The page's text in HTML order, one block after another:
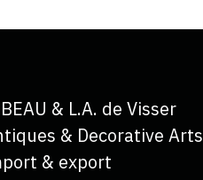
& L.A. de Visser
& Decorative Arts
& export